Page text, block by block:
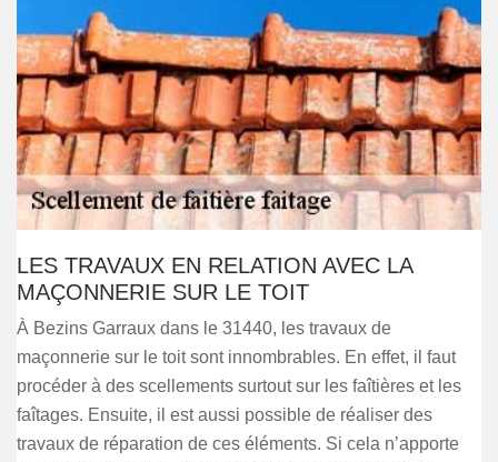
LES TRAVAUX EN RELATION AVEC LA
MAÇONNERIE SUR LE TOIT
À Bezins Garraux dans le 31440, les travaux de
maçonnerie sur le toit sont innombrables. En effet, il faut
procéder à des scellements surtout sur les faîtières et les
faîtages. Ensuite, il est aussi possible de réaliser des
travaux de réparation de ces éléments. Si cela n’apporte